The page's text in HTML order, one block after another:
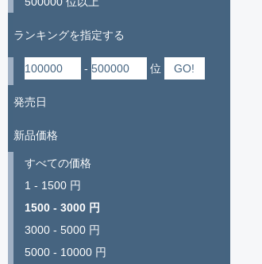
ランキングを指定する
- 位
発売日
新品価格
すべての価格
1 - 1500 円
1500 - 3000 円
3000 - 5000 円
5000 - 10000 円